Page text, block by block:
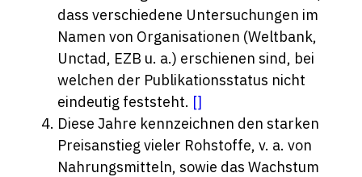
dass verschiedene Untersuchungen im
Namen von Organisationen (Weltbank,
Unctad, EZB u. a.) erschienen sind, bei
welchen der Publikationsstatus nicht
eindeutig feststeht. []
Diese Jahre kennzeichnen den starken
Preisanstieg vieler Rohstoffe, v. a. von
Nahrungsmitteln, sowie das Wachstum